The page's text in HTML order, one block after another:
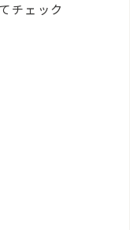
チェック